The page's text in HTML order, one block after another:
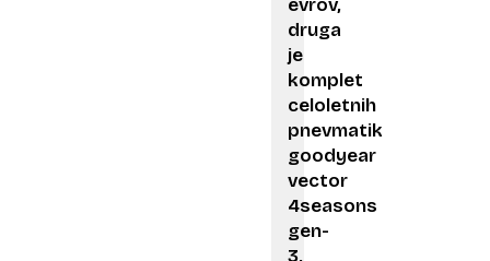
evrov,
druga
je
komplet
celoletnih
pnevmatik
goodyear
vector
4seasons
gen-
3,